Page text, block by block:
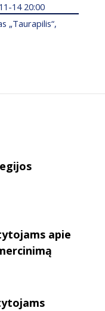
14 20:00
„Taurapilis“,
apie